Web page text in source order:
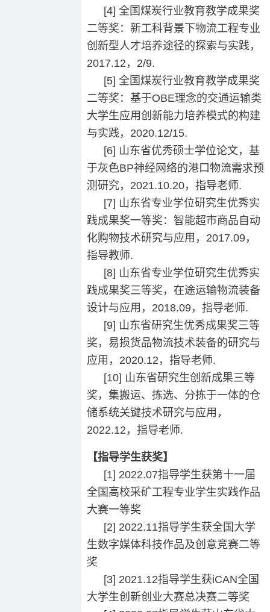
[4] 全国煤炭行业教育教学成果奖
二等奖：新工科背景下物流工程专业
创新型人才培养途径的探索与实践，
2017.12，2/9.
[5] 全国煤炭行业教育教学成果奖
二等奖：基于OBE理念的交通运输类
大学生应用创新能力培养模式的构建
与实践，2020.12/15.
[6] 山东省优秀硕士学位论文，基
于灰色BP神经网络的港口物流需求预
测研究，2021.10.20，指导老师.
[7] 山东省专业学位研究生优秀实
践成果奖一等奖：智能超市商品自动
化购物技术研究与应用，2017.09，
指导教师.
[8] 山东省专业学位研究生优秀实
践成果奖三等奖，在途运输物流装备
设计与应用，2018.09，指导老师.
[9] 山东省研究生优秀成果奖三等
奖，易损货品物流技术装备的研究与
应用，2020.12，指导老师.
[10] 山东省研究生创新成果三等
奖，集搬运、拣选、分拣于一体的仓
储系统关键技术研究与应用，
2022.12，指导老师.
【指导学生获奖】
[1] 2022.07指导学生获第十一届
全国高校采矿工程专业学生实践作品
大赛一等奖
[2] 2022.11指导学生获全国大学
生数字媒体科技作品及创意竞赛二等
奖
[3] 2021.12指导学生获iCAN全国
大学生创新创业大赛总决赛二等奖